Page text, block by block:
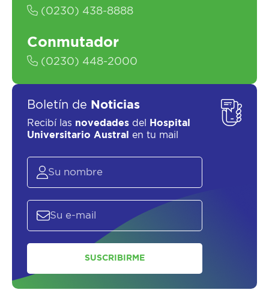
(0230) 438-8888
Conmutador
(0230) 448-2000
Boletín de Noticias
Recibí las novedades del
Hospital
Universitario Austral
en tu mail
SUSCRIBIRME